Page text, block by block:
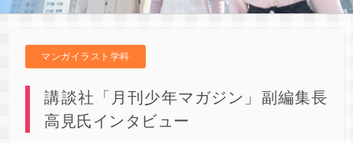
マンガイラスト学科
講談社「月刊少年マガジン」副編集長
高見氏インタビュー